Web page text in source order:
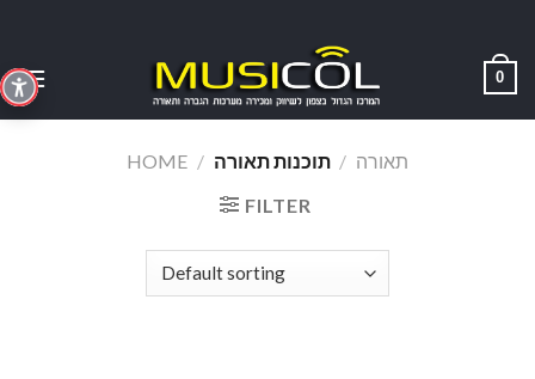
content
0
HOME / תאורה / תוכנות תאורה
FILTER